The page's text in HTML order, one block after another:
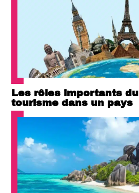
Les rôles importants du
tourisme dans un pays